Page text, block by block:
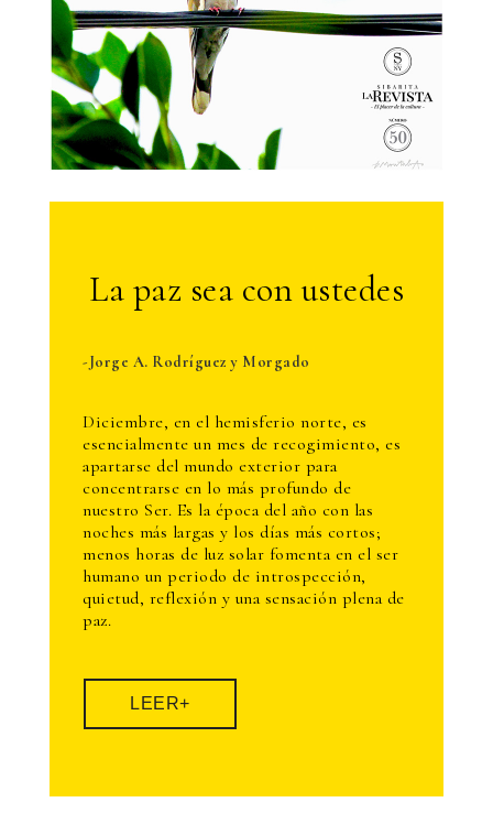
La paz sea con ustedes
-Jorge A. Rodríguez y Morgado
Diciembre, en el hemisferio norte, es
esencialmente un mes de recogimiento, es
apartarse del mundo exterior para
concentrarse en lo más profundo de
nuestro Ser. Es la época del año con las
noches más largas y los días más cortos;
menos horas de luz solar fomenta en el ser
humano un periodo de introspección,
quietud, reflexión y una sensación plena de
paz.
LEER+